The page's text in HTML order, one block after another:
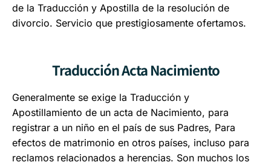
de la Traducción y Apostilla de la resolución de
divorcio. Servicio que prestigiosamente ofertamos.
Traducción Acta Nacimiento
Generalmente se exige la Traducción y
Apostillamiento de un acta de Nacimiento, para
registrar a un niño en el país de sus Padres, Para
efectos de matrimonio en otros países, incluso para
reclamos relacionados a herencias. Son muchos los